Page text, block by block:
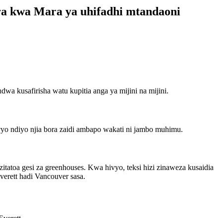
kwa Mara ya uhifadhi mtandaoni
kusafirisha watu kupitia anga ya mijini na mijini.
ndiyo njia bora zaidi ambapo wakati ni jambo muhimu.
gesi za greenhouses. Kwa hivyo, teksi hizi zinaweza kusaidia
hadi Vancouver sasa.